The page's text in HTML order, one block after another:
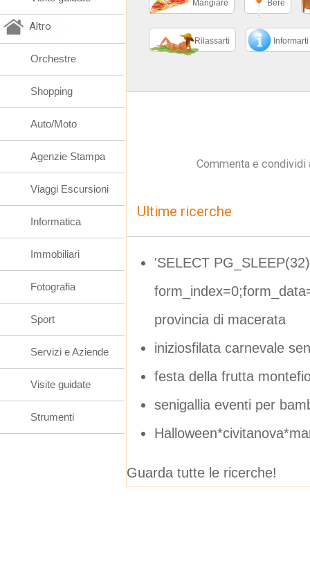
Mangiare Bere
Rilassarti Informarti
Commenta e
Ultime ricerche
'SELECT
provincia di macerata
iniziosfilata carnevale
festa della frutta
senigallia eventi per
Guarda tutte le ricerche!
Altro
Orchestre
Shopping
Auto/Moto
Agenzie Stampa
Viaggi Escursioni
Informatica
Immobiliari
Fotografia
Sport
Servizi e Aziende
Visite guidate
Strumenti